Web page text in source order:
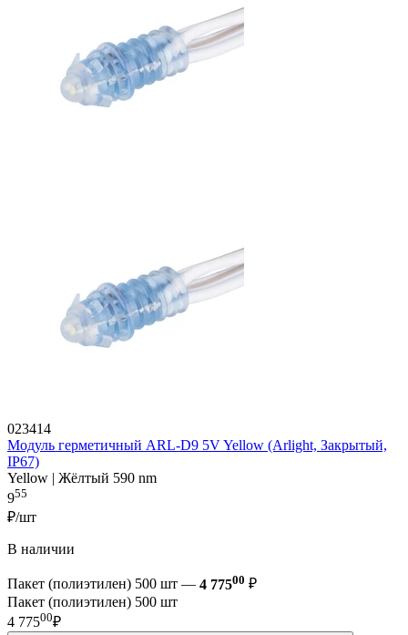
023414
Модуль герметичный ARL-D9 5V Yellow (Arlight, Закрытый,
IP67)
Yellow | Жёлтый 590 nm
955
₽/шт
В наличии
Пакет (полиэтилен) 500 шт — 4 77500 ₽
Пакет (полиэтилен) 500 шт
4 77500₽